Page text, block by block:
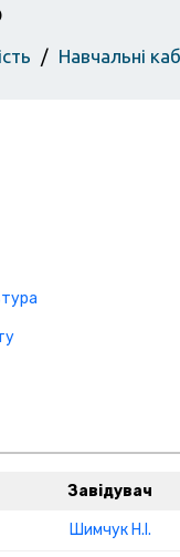
Навчальні
Завідувач
Шимчук Н.І.